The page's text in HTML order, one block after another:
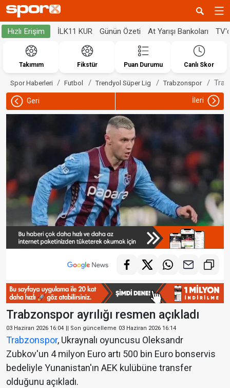
Hızlı Erişim İLK11 KUR Günün Özeti At Yarışı Bankoları
Takımım Fikstür Puan Durumu Canlı Skor
Spor Haberleri Futbol Trendyol Süper Lig Trabzonspor
Geri İleri
Trabzonspor ayrılığı resmen açıkladı
03 Haziran 2026 16:04 || Son güncelleme 03 Haziran 2026 16:14
Trabzonspor, Ukraynalı oyuncusu Oleksandr
Zubkov'un 4 milyon Euro artı 500 bin Euro bonservis
bedeliyle Yunanistan'ın AEK kulübüne transfer
olduğunu açıkladı.